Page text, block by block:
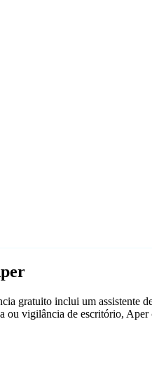
gratuito inclui um assistente
ou vigilância de escritório,